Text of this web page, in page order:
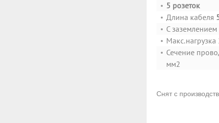
5 розеток
Длина кабеля
С заземлением
Макс.нагрузка
Сечение
мм2
Снят с